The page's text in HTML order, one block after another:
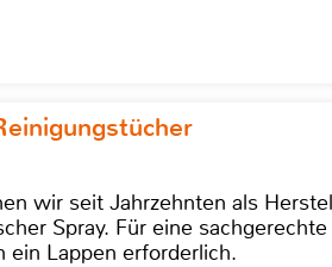
wir seit Jahrzehnten als
Spray. Für eine
ein Lappen erforderlich.